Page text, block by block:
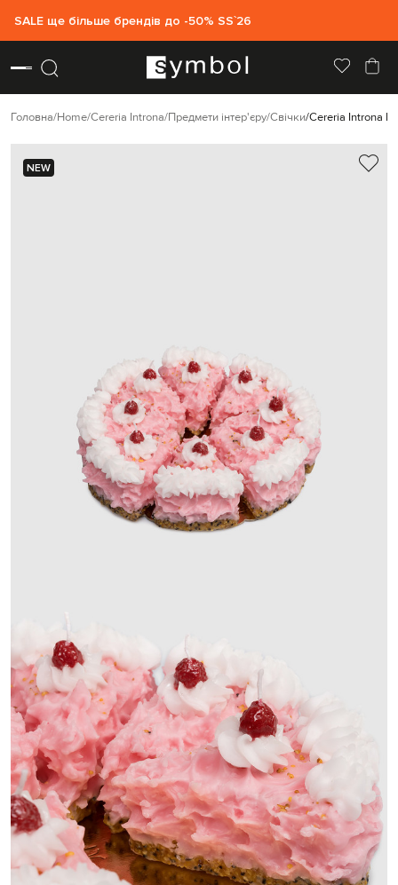
SALE ще більше брендів до -50% SS`26
Головна Home Cereria Introna Предмети інтер'єру Свічки Cereria Introna
NEW